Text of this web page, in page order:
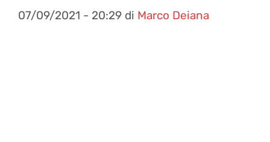
07/09/2021 - 20:29 di Marco Deiana